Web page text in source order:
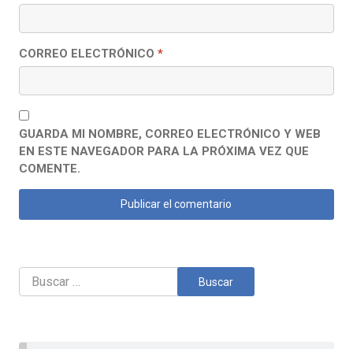
CORREO ELECTRÓNICO *
GUARDA MI NOMBRE, CORREO ELECTRÓNICO Y WEB
EN ESTE NAVEGADOR PARA LA PRÓXIMA VEZ QUE
COMENTE.
Buscar: